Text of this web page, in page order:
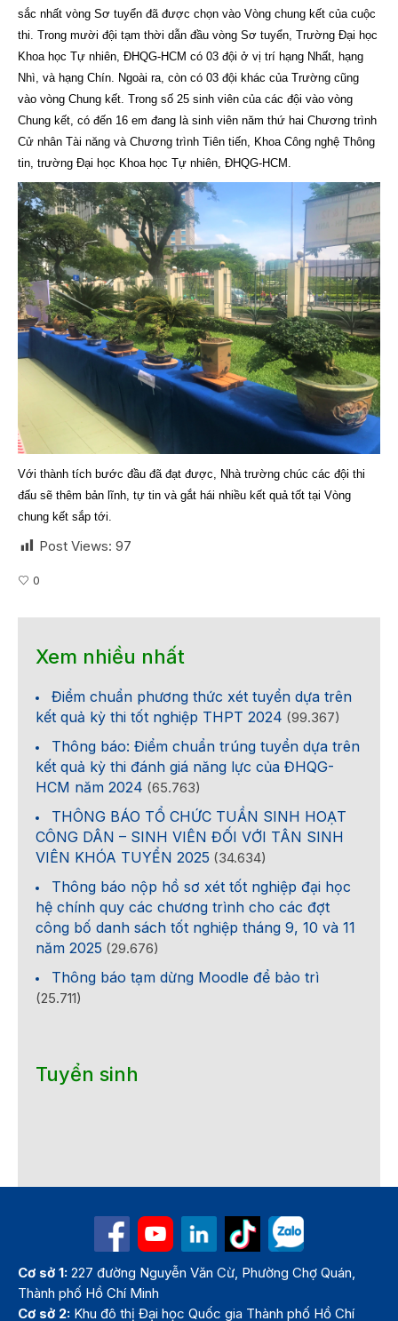
sắc nhất vòng Sơ tuyển đã được chọn vào Vòng chung kết của cuộc
thi. Trong mười đội tạm thời dẫn đầu vòng Sơ tuyển, Trường Đại học
Khoa học Tự nhiên, ĐHQG-HCM có 03 đội ở vị trí hạng Nhất, hạng
Nhì, và hạng Chín. Ngoài ra, còn có 03 đội khác của Trường cũng
vào vòng Chung kết. Trong số 25 sinh viên của các đội vào vòng
Chung kết, có đến 16 em đang là sinh viên năm thứ hai Chương trình
Cử nhân Tài năng và Chương trình Tiên tiến, Khoa Công nghệ Thông
tin, trường Đại học Khoa học Tự nhiên, ĐHQG-HCM.
Với thành tích bước đầu đã đạt được, Nhà trường chúc các đội thi
đấu sẽ thêm bản lĩnh, tự tin và gắt hái nhiều kết quả tốt tại Vòng
chung kết sắp tới.
Post Views: 97
0
Xem nhiều nhất
Điểm chuẩn phương thức xét tuyển dựa trên
kết quả kỳ thi tốt nghiệp THPT 2024 (99.367)
Thông báo: Điểm chuẩn trúng tuyển dựa trên
kết quả kỳ thi đánh giá năng lực của ĐHQG-
HCM năm 2024 (65.763)
THÔNG BÁO TỔ CHỨC TUẦN SINH HOẠT
CÔNG DÂN – SINH VIÊN ĐỐI VỚI TÂN SINH
VIÊN KHÓA TUYỂN 2025 (34.634)
Thông báo nộp hồ sơ xét tốt nghiệp đại học
hệ chính quy các chương trình cho các đợt
công bố danh sách tốt nghiệp tháng 9, 10 và 11
năm 2025 (29.676)
Thông báo tạm dừng Moodle để bảo trì
(25.711)
Tuyển sinh
Cơ sở 1: 227 đường Nguyễn Văn Cừ, Phường Chợ Quán,
Thành phố Hồ Chí Minh
Cơ sở 2: Khu đô thị Đại học Quốc gia Thành phố Hồ Chí